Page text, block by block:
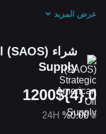
الترويجية المستمرة
عرض المزيد
Supply
0.{4}1200$
0
%0.00
24H